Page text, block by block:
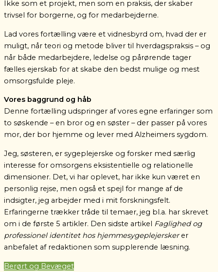
Ikke som et projekt, men som en praksis, der skaber
trivsel for borgerne, og for medarbejderne.
Lad vores fortælling være et vidnesbyrd om, hvad der er
muligt, når teori og metode bliver til hverdagspraksis – og
når både medarbejdere, ledelse og pårørende tager
fælles ejerskab for at skabe den bedst mulige og mest
omsorgsfulde pleje.
Vores baggrund og håb
Denne fortælling udspringer af vores egne erfaringer som
to søskende – en bror og en søster – der passer på vores
mor, der bor hjemme og lever med Alzheimers sygdom.
Jeg, søsteren, er sygeplejerske og forsker med særlig
interesse for omsorgens eksistentielle og relationelle
dimensioner. Det, vi har oplevet, har ikke kun været en
personlig rejse, men også et spejl for mange af de
indsigter, jeg arbejder med i mit forskningsfelt.
Erfaringerne trækker tråde til temaer, jeg bl.a. har skrevet
om i de første 5 artikler. Den sidste artikel Faglighed og
professionel identitet hos hjemmesygeplejerskerer
anbefalet af redaktionen som supplerende læsning.
Berørt og Bevæget